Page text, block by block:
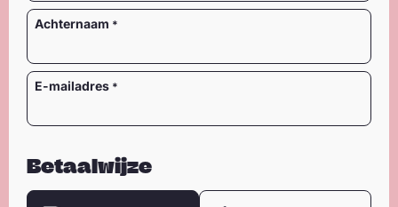
Achternaam
E-mailadres
Betaalwijze